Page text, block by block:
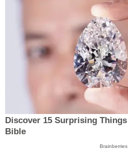
Discover 15 Surprising
Bible
Brainberries